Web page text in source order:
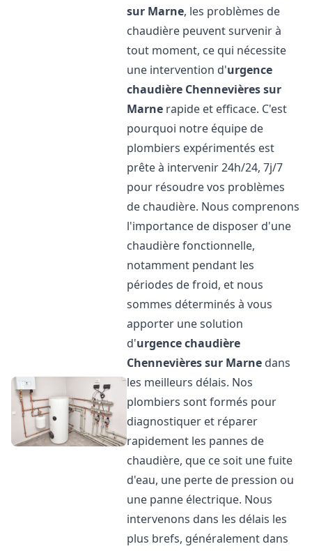
sur Marne, les problèmes de
chaudière peuvent survenir à
tout moment, ce qui nécessite
une intervention d'urgence
chaudière Chennevières sur
Marne rapide et efficace. C'est
pourquoi notre équipe de
plombiers expérimentés est
prête à intervenir 24h/24, 7j/7
pour résoudre vos problèmes
de chaudière. Nous comprenons
l'importance de disposer d'une
chaudière fonctionnelle,
notamment pendant les
périodes de froid, et nous
sommes déterminés à vous
apporter une solution
d'urgence chaudière
Chennevières sur Marne dans
les meilleurs délais. Nos
plombiers sont formés pour
diagnostiquer et réparer
rapidement les pannes de
chaudière, que ce soit une fuite
d'eau, une perte de pression ou
une panne électrique. Nous
intervenons dans les délais les
plus brefs, généralement dans